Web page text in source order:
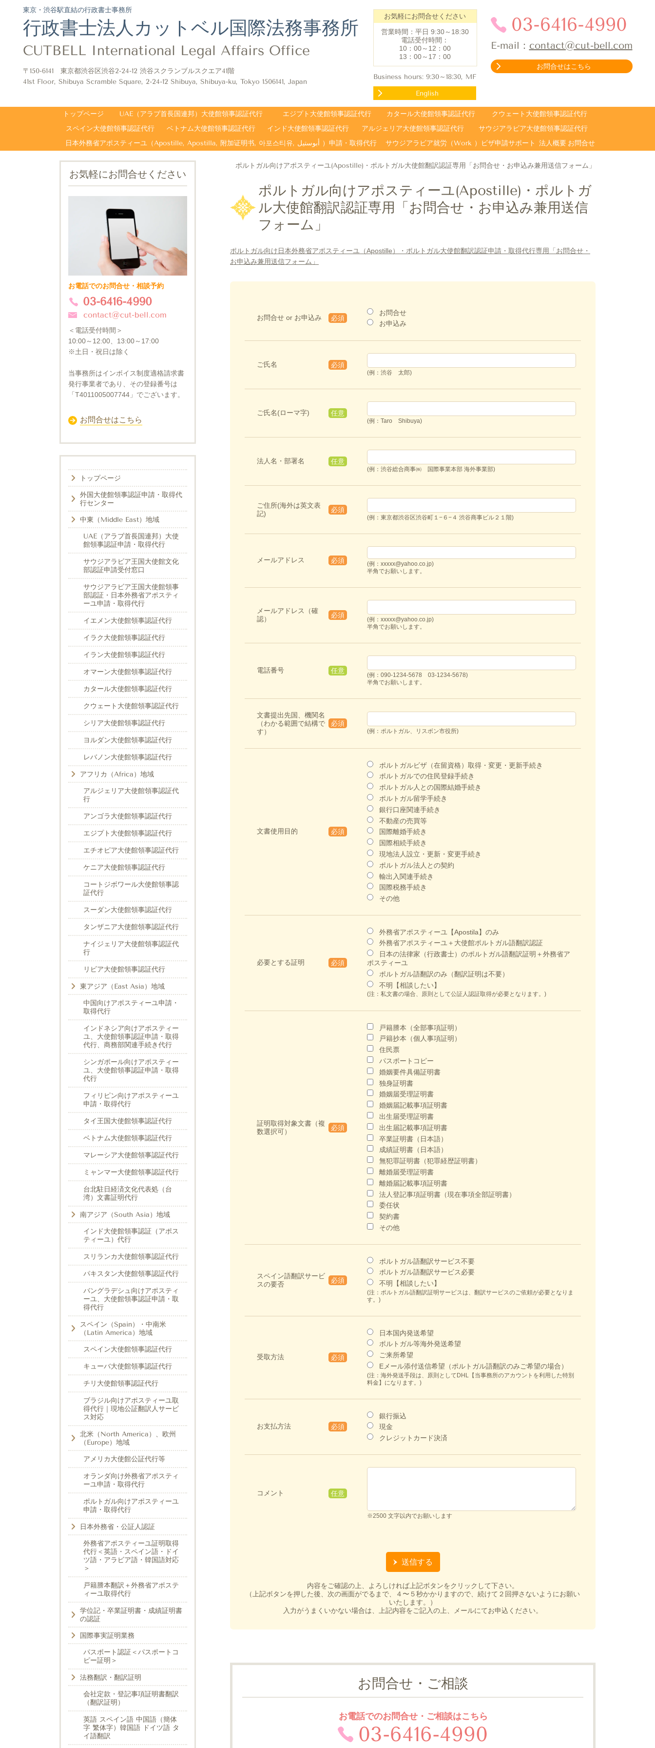
東京・渋谷駅直結の行政書士事務所
行政書士法人カットベル国際法務事務所
CUTBELL International Legal Affairs Office
〒150-6141 東京都渋谷区渋谷2-24-12 渋谷スクランブルスクエア41階
41st Floor, Shibuya Scramble Square, 2-24-12 Shibuya, Shibuya-ku, Tokyo 1506141, Japan
お気軽にお問合せください
営業時間：平日 9:30～18:30
電話受付時間：
10 ： 00～12 ： 00
13 ： 00～17 ：00
Business hours: 9:30～18:30, MF
English
03-6416-4990
E-mail： contact@cut-bell.com
お問合せはこちら
トップページ UAE（アラブ首長国連邦）大使館領事認証代行 エジプト大使館領事認証代行 カタール大使館領事認証代行
クウェート大使館領事認証代行
スペイン大使館領事認証代行
ベトナム大使館領事認証代行 インド大使館領事認証代行 アルジェリア大使館領事認証代行
サウジアラビア大使館領事認証代行
日本外務省アポスティーユ（Apostille, Apostilla, 附加证明书, 아포스티유, أبوستيل ）申請・取得代行
サウジアラビア就労（Work ）ビザ申請サポート 法人概要 お問合せ
ポルトガル向けアポスティーユ(Apostille)・ポルトガル大使館翻訳認証専用「お問合せ・お申込み兼用送信フォーム」
ポルトガル向けアポスティーユ(Apostille)・ポルトガ
ル大使館翻訳認証専用「お問合せ・お申込み兼用送信
フォーム」
ポルトガル向け日本外務省アポスティーユ（Apostille）・ポルトガル大使館翻訳認証申請・取得代行専用「お問合せ・
お申込み兼用送信フォーム」
お問合せ or お申込み 必須
お問合せ
お申込み
ご氏名 必須
(例：渋谷 太郎)
ご氏名(ローマ字) 任意
(例：Taro Shibuya)
法人名・部署名 任意
(例：渋谷総合商事㈱ 国際事業本部 海外事業部)
ご住所(海外は英文表
記)
必須
(例：東京都渋谷区渋谷町１−６−４ 渋谷商事ビル２１階)
メールアドレス 必須
(例：xxxxx@yahoo.co.jp)
半角でお願いします。
メールアドレス（確
認）
必須
(例：xxxxx@yahoo.co.jp)
半角でお願いします。
電話番号 任意
(例：090-1234-5678 03-1234-5678)
半角でお願いします。
文書提出先国、機関名
（わかる範囲で結構で
す）
必須
(例：ポルトガル、リスボン市役所)
文書使用目的 必須
ポルトガルビザ（在留資格）取得・変更・更新手続き
ポルトガルでの住民登録手続き
ポルトガル人との国際結婚手続き
ポルトガル留学手続き
銀行口座関連手続き
不動産の売買等
国際離婚手続き
国際相続手続き
現地法人設立・更新・変更手続き
ポルトガル法人との契約
輸出入関連手続き
国際税務手続き
その他
必要とする証明 必須
外務省アポスティーユ【Apostila】のみ
外務省アポスティーユ＋大使館ポルトガル語翻訳認証
日本の法律家（行政書士）のポルトガル語翻訳証明＋外務省ア
ポスティーユ
ポルトガル語翻訳のみ（翻訳証明は不要）
不明【相談したい】
(注：私文書の場合、原則として公証人認証取得が必要となります。)
証明取得対象文書（複
数選択可）
必須
戸籍謄本（全部事項証明）
戸籍抄本（個人事項証明）
住民票
パスポートコピー
婚姻要件具備証明書
独身証明書
婚姻届受理証明書
婚姻届記載事項証明書
出生届受理証明書
出生届記載事項証明書
卒業証明書（日本語）
成績証明書（日本語）
無犯罪証明書（犯罪経歴証明書）
離婚届受理証明書
離婚届記載事項証明書
法人登記事項証明書（現在事項全部証明書）
委任状
契約書
その他
スペイン語翻訳サービ
スの要否
必須
ポルトガル語翻訳サービス不要
ポルトガル語翻訳サービス必要
不明【相談したい】
(注：ポルトガル語翻訳証明サービスは、翻訳サービスのご依頼が必要となりま
す。)
受取方法 必須
日本国内発送希望
ポルトガル等海外発送希望
ご来所希望
Eメール添付送信希望（ポルトガル語翻訳のみご希望の場合）
(注：海外発送手段は、原則としてDHL【当事務所のアカウントを利用した特別
料金】になります。)
お支払方法 必須
銀行振込
現金
クレジットカード決済
コメント 任意
※2500 文字以内でお願いします
内容をご確認の上、よろしければ上記ボタンをクリックして下さい。
（上記ボタンを押した後、次の画面がでるまで、４〜５秒かかりますので、続けて２回押さないようにお願い
いたします。）
入力がうまくいかない場合は、上記内容をご記入の上、メールにてお申込ください。
お問合せ・ご相談
お電話でのお問合せ・ご相談はこちら
03-6416-4990
お気軽にお問合せください
お電話でのお問合せ・相談予約
03-6416-4990
contact@cut-bell.com
＜電話受付時間＞
10:00～12:00、13:00～17:00
※土日・祝日は除く
当事務所はインボイス制度適格請求書
発行事業者であり、その登録番号は
「T4011005007744」でございます。
お問合せはこちら
トップページ
外国大使館領事認証申請・取得代
行センター
中東（Middle East）地域
UAE（アラブ首長国連邦）大使
館領事認証申請・取得代行
サウジアラビア王国大使館文化
部認証申請受付窓口
サウジアラビア王国大使館領事
部認証・日本外務省アポスティ
ーユ申請・取得代行
イエメン大使館領事認証代行
イラク大使館領事認証代行
イラン大使館領事認証代行
オマーン大使館領事認証代行
カタール大使館領事認証代行
クウェート大使館領事認証代行
シリア大使館領事認証代行
ヨルダン大使館領事認証代行
レバノン大使館領事認証代行
アフリカ（Africa）地域
アルジェリア大使館領事認証代
行
アンゴラ大使館領事認証代行
エジプト大使館領事認証代行
エチオピア大使館領事認証代行
ケニア大使館領事認証代行
コートジボワール大使館領事認
証代行
スーダン大使館領事認証代行
タンザニア大使館領事認証代行
ナイジェリア大使館領事認証代
行
リビア大使館領事認証代行
東アジア（East Asia）地域
中国向けアポスティーユ申請・
取得代行
インドネシア向けアポスティー
ユ、大使館領事認証申請・取得
代行、商務部関連手続き代行
シンガポール向けアポスティー
ユ、大使館領事認証申請・取得
代行
フィリピン向けアポスティーユ
申請・取得代行
タイ王国大使館領事認証代行
ベトナム大使館領事認証代行
マレーシア大使館領事認証代行
ミャンマー大使館領事認証代行
台北駐日経済文化代表処（台
湾）文書証明代行
南アジア（South Asia）地域
インド大使館領事認証（アポス
ティーユ）代行
スリランカ大使館領事認証代行
パキスタン大使館領事認証代行
バングラデシュ向けアポスティ
ーユ、大使館領事認証申請・取
得代行
スペイン（Spain）・中南米
（Latin America）地域
スペイン大使館領事認証代行
キューバ大使館領事認証代行
チリ大使館領事認証代行
ブラジル向けアポスティーユ取
得代行｜現地公証翻訳人サービ
ス対応
北米（North America）、欧州
（Europe）地域
アメリカ大使館公証代行等
オランダ向け外務省アポスティ
ーユ申請・取得代行
ポルトガル向けアポスティーユ
申請・取得代行
日本外務省・公証人認証
外務省アポスティーユ証明取得
代行＜英語・スペイン語・ドイ
ツ語・アラビア語・韓国語対応
＞
戸籍謄本翻訳＋外務省アポステ
ィーユ取得代行
学位記・卒業証明書・成績証明書
の認証
国際事実証明業務
パスポート認証＜パスポートコ
ピー証明＞
法務翻訳・翻訳証明
会社定款・登記事項証明書翻訳
（翻訳証明）
英語 スペイン語 中国語（簡体
字 繁体字）韓国語 ドイツ語 タ
イ語翻訳